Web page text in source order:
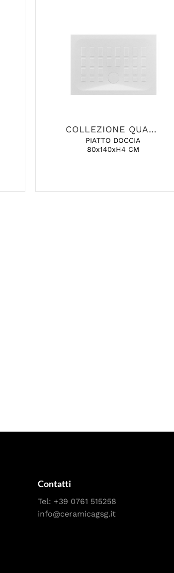
COLLEZIONE QUADRO
PIATTO DOCCIA
80x140xH4 CM
Contatti
Tel: +39 0761 515258
info@ceramicagsg.it